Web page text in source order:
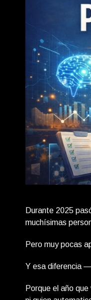
Durante 2025
muchísimas
Pero muy pocas
Y esa diferencia
Porque el año